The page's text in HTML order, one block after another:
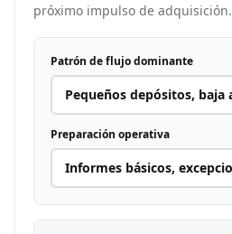
próximo impulso de adquisición.
Patrón de flujo dominante
Preparación operativa